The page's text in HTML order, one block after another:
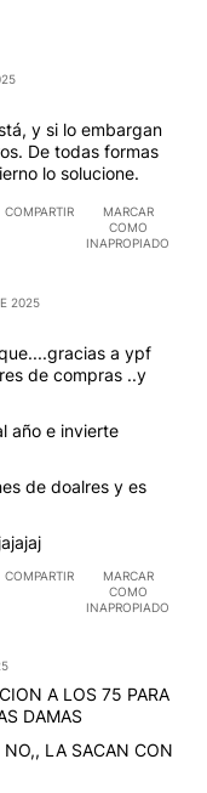
y si lo embargan
De todas formas
lo solucione.
COMPARTIR
MARCAR
COMO
INAPROPIADO
2025
a ypf
de compras ..y
año e invierte
de doalres y es
COMPARTIR
MARCAR
COMO
INAPROPIADO
A LOS 75 PARA
DAMAS
NO,, LA SACAN CON